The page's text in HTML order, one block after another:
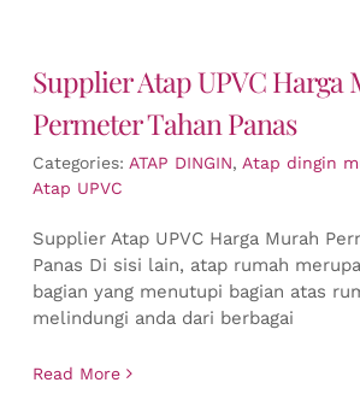
Supplier Atap UPVC Harga
Permeter Tahan Panas
Categories: ATAP DINGIN, Atap dingin
Atap UPVC
Supplier Atap UPVC Harga Murah
Panas Di sisi lain, atap rumah
bagian yang menutupi bagian atas
melindungi anda dari berbagai
Read More